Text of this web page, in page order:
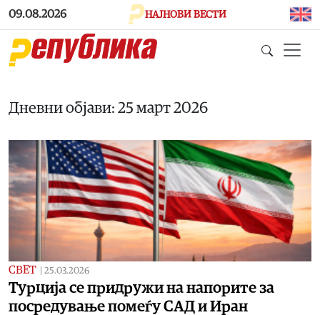
Skip to main content
09.08.2026 НАЈНОВИ ВЕСТИ
Дневни објави: 25 март 2026
СВЕТ 25.03.2026
Турција се придружи на напорите за
посредување помеѓу САД и Иран